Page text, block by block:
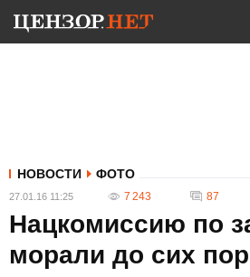
НОВОСТИ ФОТО
27.01.16 11:25 7 243 87
Нацкомиссию по
морали до сих